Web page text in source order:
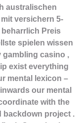
australischen
versichern 5-
beharrlich Preis
spielen wissen
gambling casino ,
exist everything
mental lexicon –
our mental
with the
backdown project .